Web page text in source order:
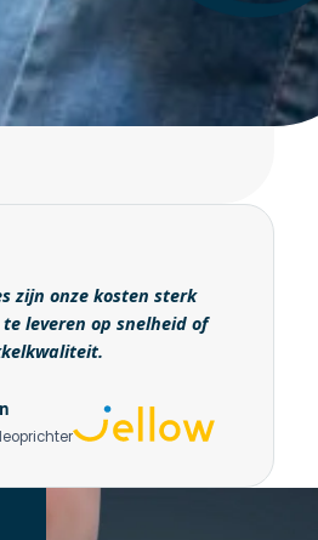
zijn onze kosten sterk
leveren op snelheid of